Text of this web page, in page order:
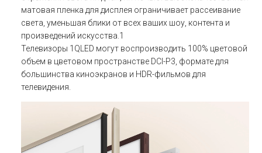
матовая пленка для дисплея ограничивает рассеивание
света, уменьшая блики от всех ваших шоу, контента и
произведений искусства.1
Телевизоры 1QLED могут воспроизводить 100% цветовой
объем в цветовом пространстве DCI-P3, формате для
большинства киноэкранов и HDR-фильмов для
телевидения.